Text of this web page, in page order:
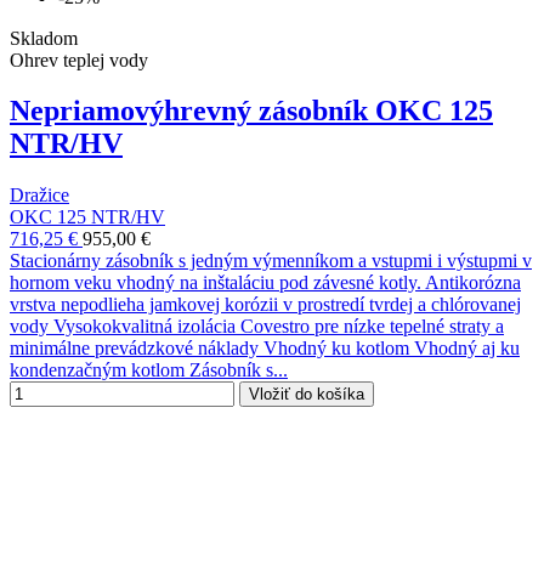
Skladom
Ohrev teplej vody
Nepriamovýhrevný zásobník OKC 125
NTR/HV
Dražice
OKC 125 NTR/HV
716,25 € 955,00 €
Stacionárny zásobník s jedným výmenníkom a vstupmi i výstupmi v
hornom veku vhodný na inštaláciu pod závesné kotly. Antikorózna
vrstva nepodlieha jamkovej korózii v prostredí tvrdej a chlórovanej
vody Vysokokvalitná izolácia Covestro pre nízke tepelné straty a
minimálne prevádzkové náklady Vhodný ku kotlom Vhodný aj ku
kondenzačným kotlom Zásobník s...
Vložiť do košíka